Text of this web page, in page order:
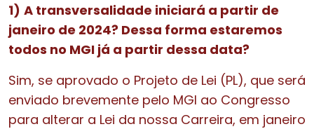
1) A transversalidade iniciará a partir de
janeiro de 2024? Dessa forma estaremos
todos no MGI já a partir dessa data?
Sim, se aprovado o Projeto de Lei (PL), que será
enviado brevemente pelo MGI ao Congresso
para alterar a Lei da nossa Carreira, em janeiro